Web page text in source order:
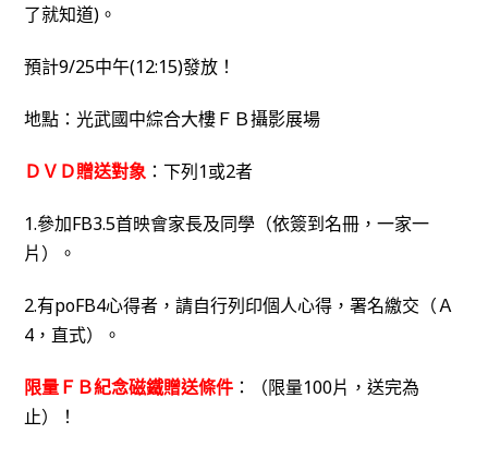
了就知道)。
預計9/25中午(12:15)發放！
地點：光武國中綜合大樓ＦＢ攝影展場
ＤＶＤ贈送對象 ：下列1或2者
1.參加FB3.5首映會家長及同學（依簽到名冊，一家一
片）。
2.有poFB4心得者，請自行列印個人心得，署名繳交（Ａ
4，直式）。
限量ＦＢ紀念磁鐵贈送條件 ：（限量100片，送完為
止）！